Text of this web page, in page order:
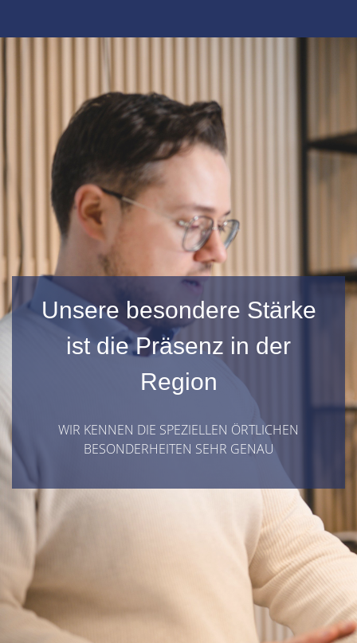
Unsere besondere Stärke
ist die Präsenz in der
Region
WIR KENNEN DIE SPEZIELLEN ÖRTLICHEN
BESONDERHEITEN SEHR GENAU